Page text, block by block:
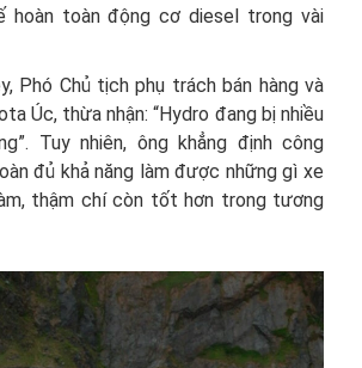
toàn động cơ diesel trong vài
Phó Chủ tịch phụ trách bán hàng và
Úc, thừa nhận: “Hydro đang bị nhiều
Tuy nhiên, ông khẳng định công
đủ khả năng làm được những gì xe
thậm chí còn tốt hơn trong tương